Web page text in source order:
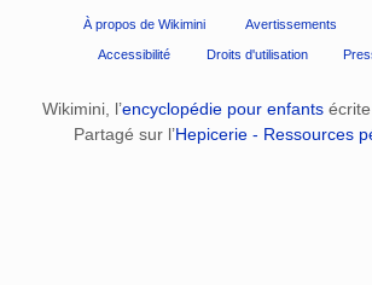
À propos de Wikimini Avertissements
Accessibilité Droits d'utilisation
Wikimini, l’encyclopédie pour enfants écrite
Partagé sur l’Hepicerie - Ressources